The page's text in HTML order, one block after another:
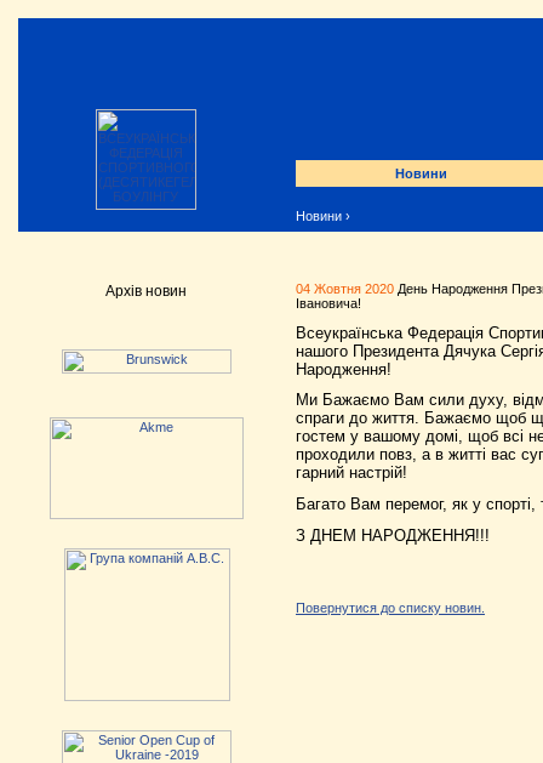
Новини
Новини ›
Архів новин 04 Жовтня 2020 День Народження
Івановича!
Всеукраїнська Федерація
нашого Президента Дячука
Народження!
Ми Бажаємо Вам сили духу,
спраги до життя. Бажаємо щоб
гостем у вашому домі, щоб всі
проходили повз, а в житті вас
гарний настрій!
Багато Вам перемог, як у спорті,
З ДНЕМ НАРОДЖЕННЯ!!!
Повернутися до списку новин.